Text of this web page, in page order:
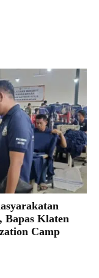
Bapas Klaten
Camp